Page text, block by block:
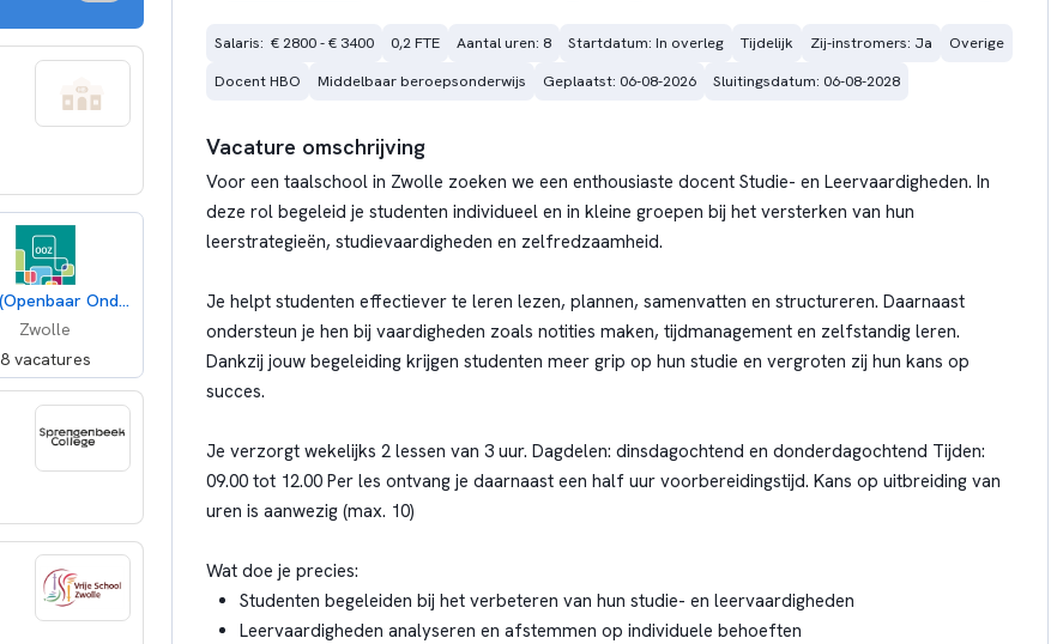
OOZ (Openbaar Onderwijs Zwolle en Regio)
Zwolle
8 vacatures
Salaris:  € 2800 - € 3400 0,2 FTE Aantal uren: 8 Startdatum: In overleg Tijdelijk Zij-instromers: Ja
Overige
Docent HBO
Middelbaar beroepsonderwijs Geplaatst: 06-08-2026 Sluitingsdatum: 06-08-2028
Vacature omschrijving
Voor een taalschool in Zwolle zoeken we een enthousiaste docent Studie- en Leervaardigheden. In
deze rol begeleid je studenten individueel en in kleine groepen bij het versterken van hun
leerstrategieën, studievaardigheden en zelfredzaamheid.
Je helpt studenten effectiever te leren lezen, plannen, samenvatten en structureren. Daarnaast
ondersteun je hen bij vaardigheden zoals notities maken, tijdmanagement en zelfstandig leren.
Dankzij jouw begeleiding krijgen studenten meer grip op hun studie en vergroten zij hun kans op
succes.
Je verzorgt wekelijks 2 lessen van 3 uur. Dagdelen: dinsdagochtend en donderdagochtend Tijden:
09.00 tot 12.00 Per les ontvang je daarnaast een half uur voorbereidingstijd. Kans op uitbreiding van
uren is aanwezig (max. 10)
Wat doe je precies:
Studenten begeleiden bij het verbeteren van hun studie- en leervaardigheden
Leervaardigheden analyseren en afstemmen op individuele behoeften